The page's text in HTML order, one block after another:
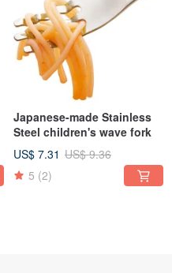
Japanese-made Stainless
Steel children's wave fork
US$ 7.31 US$ 9.36
5 (2)